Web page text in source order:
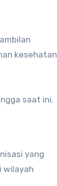
kesehatan
saat ini.
yang
wilayah